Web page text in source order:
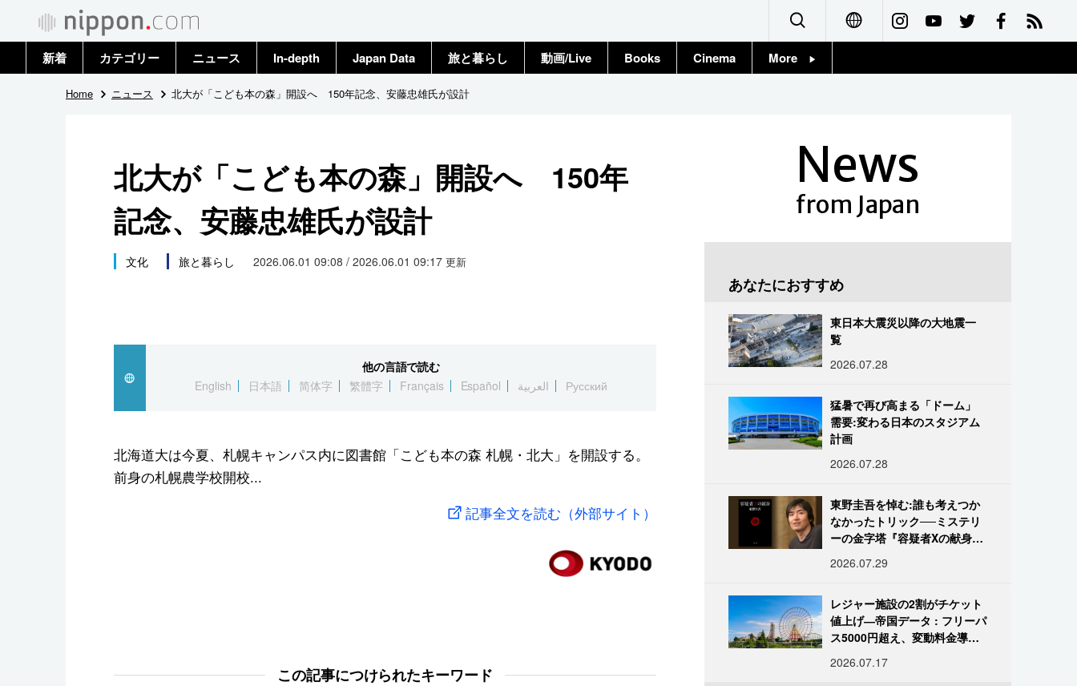
Français
新着 カテゴリー
政治・外交
国際
社会
文化
スポーツ・東京2020
ニュース
トップ
In-depth Japan Data 旅と暮らし 動画/Live Books Cinema More
Home ニュース 北大が「こども本の森」開設へ 150年記念、安藤忠雄氏が設計
北大が「こども本の森」開設へ 150年
記念、安藤忠雄氏が設計
文化 旅と暮らし 2026.06.01 09:08 / 2026.06.01 09:17 更新
他の言語で読む
English
日本語 简体字 繁體字 Français Español العربية Русский
北海道大は今夏、札幌キャンパス内に図書館「こども本の森 札幌・北大」を開設する。
前身の札幌農学校開校...
記事全文を読む（外部サイト）
この記事につけられたキーワード
News
from Japan
あなたにおすすめ
東日本大震災以降の大地震一
覧
2026.07.28
猛暑で再び高まる「ドーム」
需要:変わる日本のスタジアム
計画
2026.07.28
東野圭吾を悼む:誰も考えつか
なかったトリック──ミステリ
ーの金字塔『容疑者Xの献身』
2026.07.29
レジャー施設の2割がチケット
値上げ―帝国データ : フリーパ
ス5000円超え、変動料金導入
2026.07.17